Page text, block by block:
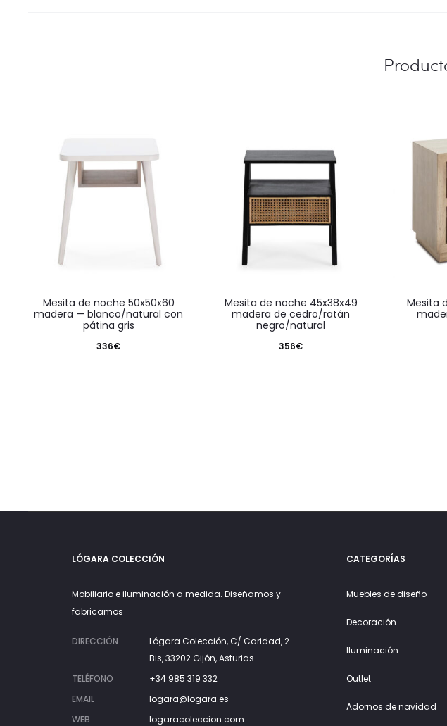
mesita de noche 50x50x60
madera — blanco/natural con
pátina gris
336€
mesita de noche 45x38x49
madera de cedro/ratán
negro/natural
356€
mesita de noche 50x40x55
LÓGARA COLECCIÓN
Mobiliario e iluminación a medida. Diseñamos y
fabricamos
DIRECCIÓN
Lógara Colección, C/ Caridad, 2
Bis, 33202 Gijón, Asturias
TELÉFONO
+34 985 319 332
EMAIL
logara@logara.es
WEB
logaracoleccion.com
CATEGORÍAS
Muebles de diseño
Decoración
Iluminación
Outlet
Adornos de navidad